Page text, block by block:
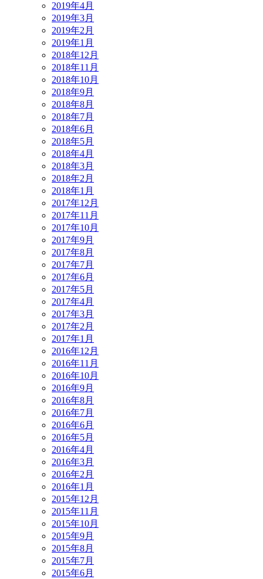
2019年4月
2019年3月
2019年2月
2019年1月
2018年12月
2018年11月
2018年10月
2018年9月
2018年8月
2018年7月
2018年6月
2018年5月
2018年4月
2018年3月
2018年2月
2018年1月
2017年12月
2017年11月
2017年10月
2017年9月
2017年8月
2017年7月
2017年6月
2017年5月
2017年4月
2017年3月
2017年2月
2017年1月
2016年12月
2016年11月
2016年10月
2016年9月
2016年8月
2016年7月
2016年6月
2016年5月
2016年4月
2016年3月
2016年2月
2016年1月
2015年12月
2015年11月
2015年10月
2015年9月
2015年8月
2015年7月
2015年6月